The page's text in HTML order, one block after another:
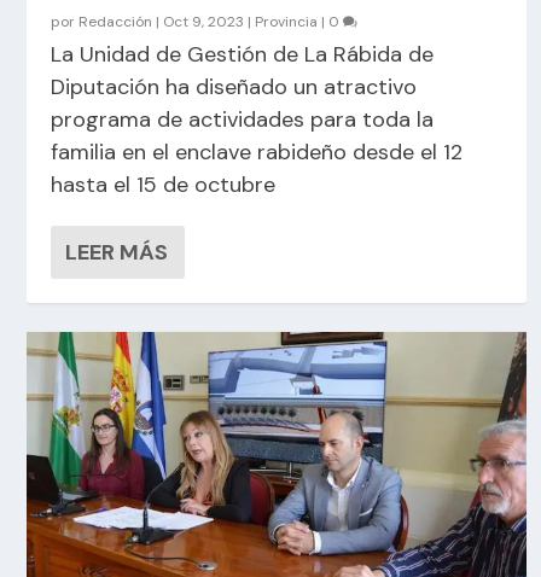
por Redacción | Oct 9, 2023 | Provincia | 0
La Unidad de Gestión de La Rábida de
Diputación ha diseñado un atractivo
programa de actividades para toda la
familia en el enclave rabideño desde el 12
hasta el 15 de octubre
LEER MÁS